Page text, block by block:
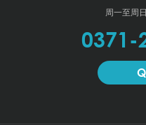
周一至周
0371-